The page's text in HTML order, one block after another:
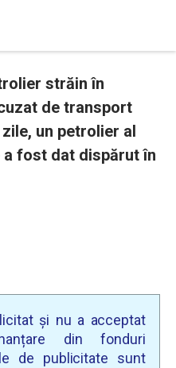
străin în
de transport
un petrolier al
a fost dat dispărut în
și nu a acceptat
din fonduri
de publicitate sunt